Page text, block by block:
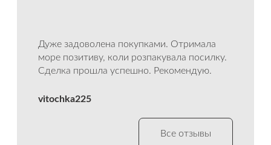
Дуже задоволена покупками. Отримала
море позитиву, коли розпакувала посилку.
Сделка прошла успешно. Рекомендую.
vitochka225
Все отзывы